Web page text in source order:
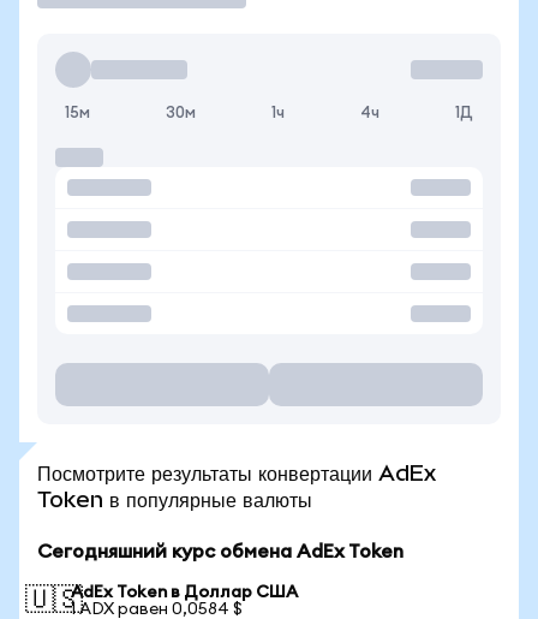
15м 30м 1ч 4ч 1Д
Посмотрите результаты конвертации AdEx
Token в популярные валюты
Сегодняшний курс обмена AdEx Token
🇺🇸AdEx Token в Доллар США
1 ADX равен 0,0584 $